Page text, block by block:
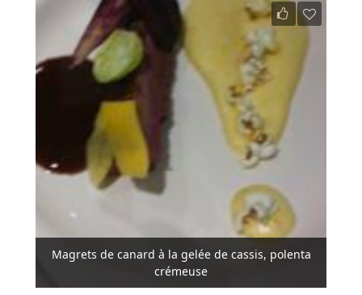
Magrets de canard à la gelée de cassis, polenta
crémeuse